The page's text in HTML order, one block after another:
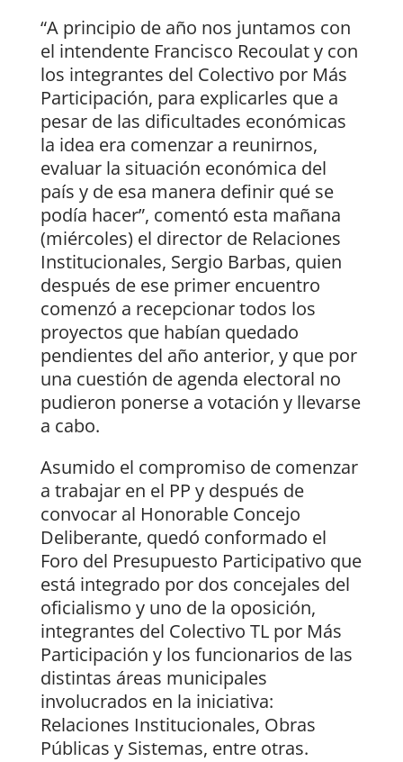
“A principio de año nos juntamos con
el intendente Francisco Recoulat y con
los integrantes del Colectivo por Más
Participación, para explicarles que a
pesar de las dificultades económicas
la idea era comenzar a reunirnos,
evaluar la situación económica del
país y de esa manera definir qué se
podía hacer”, comentó esta mañana
(miércoles) el director de Relaciones
Institucionales, Sergio Barbas, quien
después de ese primer encuentro
comenzó a recepcionar todos los
proyectos que habían quedado
pendientes del año anterior, y que por
una cuestión de agenda electoral no
pudieron ponerse a votación y llevarse
a cabo.
Asumido el compromiso de comenzar
a trabajar en el PP y después de
convocar al Honorable Concejo
Deliberante, quedó conformado el
Foro del Presupuesto Participativo que
está integrado por dos concejales del
oficialismo y uno de la oposición,
integrantes del Colectivo TL por Más
Participación y los funcionarios de las
distintas áreas municipales
involucrados en la iniciativa:
Relaciones Institucionales, Obras
Públicas y Sistemas, entre otras.